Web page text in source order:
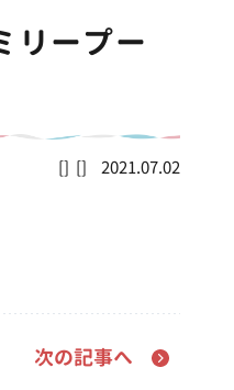
リープー
2021.07.02
次の記事へ